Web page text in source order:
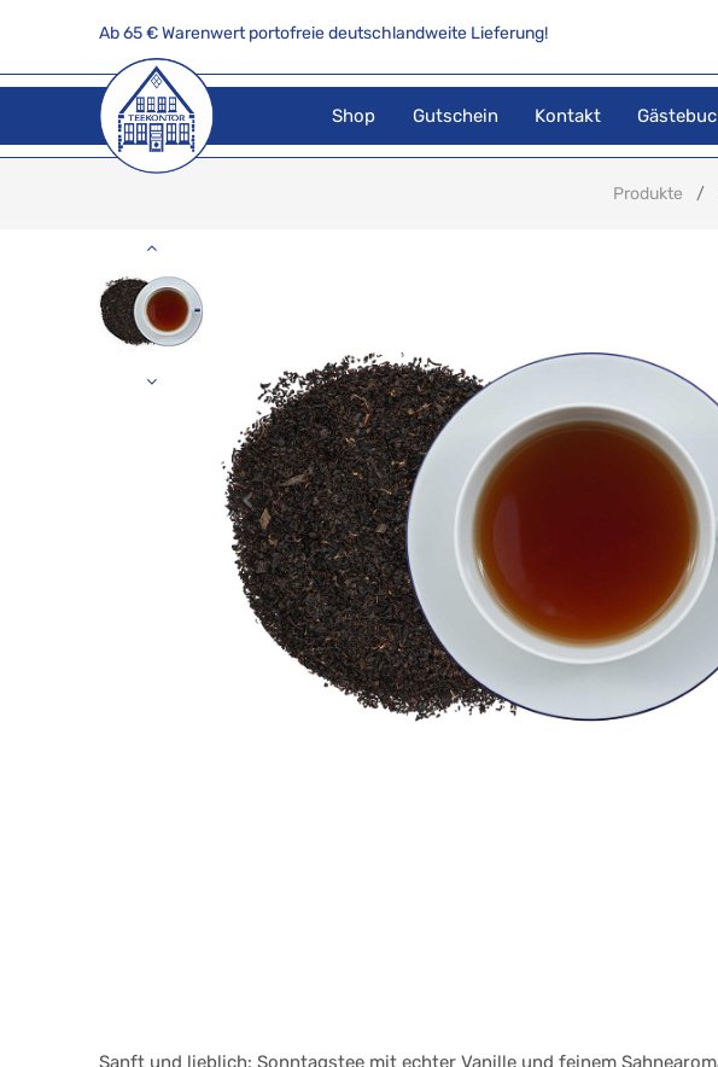
Ab 65 € Warenwert portofreie deutschlandweite Lieferung!
Shop Gutschein Kontakt
Produkte
Sanft und lieblich: Sonntagstee mit echter Vanille und feinem